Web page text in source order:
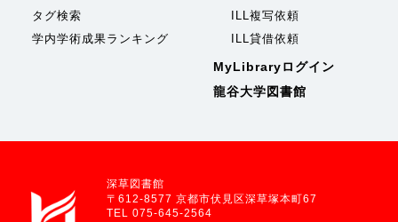
タグ検索
学内学術成果ランキング
ILL複写依頼
ILL貸借依頼
MyLibraryログイン
龍谷大学図書館
深草図書館
〒612-8577 京都市伏見区深草塚本町67
TEL 075-645-2564